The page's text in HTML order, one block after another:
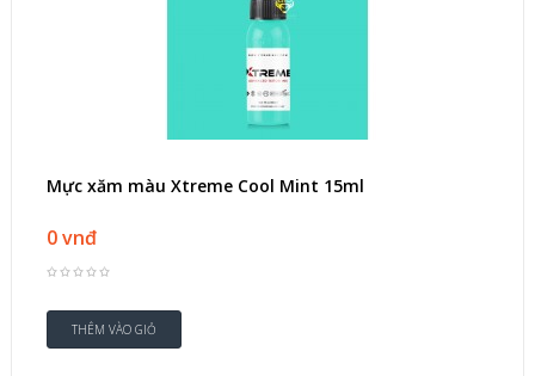
Mực xăm màu Xtreme Cool Mint 15ml
0 vnđ